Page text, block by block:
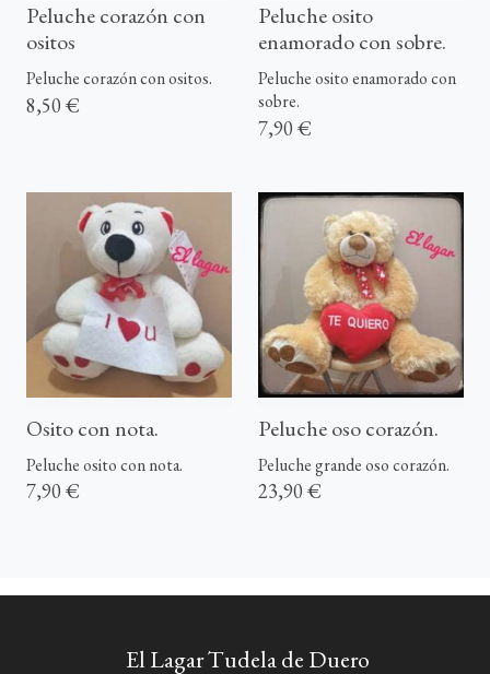
Peluche corazón con
ositos
Peluche corazón con ositos.
8,50 €
Peluche osito
enamorado con sobre.
Peluche osito enamorado con
sobre.
7,90 €
Osito con nota.
Peluche osito con nota.
7,90 €
Peluche oso corazón.
Peluche grande oso corazón.
23,90 €
El Lagar Tudela de Duero